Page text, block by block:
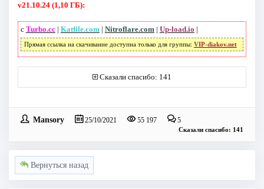
v21.10.24 (1,10 ГБ):
с Turbo.cc| Katfile.com| Nitroflare.com| Up-load.io |
Прямая ссылка на скачивание доступна только для группы: VIP-diakov.net
Сказали спасибо: 141
Mansory 25/10/2021 55 197 5
Сказали спасибо: 141
Вернуться назад